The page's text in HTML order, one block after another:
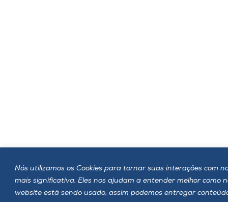
Nós utilizamos os Cookies para tornar suas interações com
mais significativa. Eles nos ajudam a entender melhor como
website está sendo usado, assim podemos entregar